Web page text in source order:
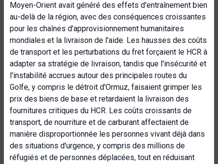
Moyen-Orient avait généré des effets d'entraînement bien
au-delà de la région, avec des conséquences croissantes
pour les chaînes d'approvisionnement humanitaires
mondiales et la livraison de l'aide. Les hausses des coûts
de transport et les perturbations du fret forçaient le HCR à
adapter sa stratégie de livraison, tandis que l'insécurité et
l'instabilité accrues autour des principales routes du
Golfe, y compris le détroit d'Ormuz, faisaient grimper les
prix des biens de base et retardaient la livraison des
fournitures critiques du HCR. Les coûts croissants de
transport, de nourriture et de carburant affectaient de
manière disproportionnée les personnes vivant déjà dans
des situations d'urgence, y compris des millions de
réfugiés et de personnes déplacées, tout en réduisant